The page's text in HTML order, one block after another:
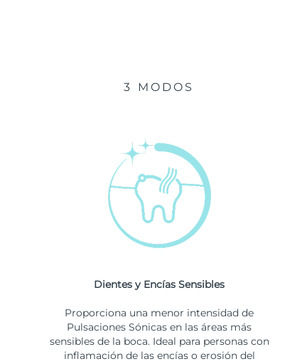
3 MODOS
Dientes y Encías Sensibles
Proporciona una menor intensidad de
Pulsaciones Sónicas en las áreas más
sensibles de la boca. Ideal para personas con
inflamación de las encías o erosión del